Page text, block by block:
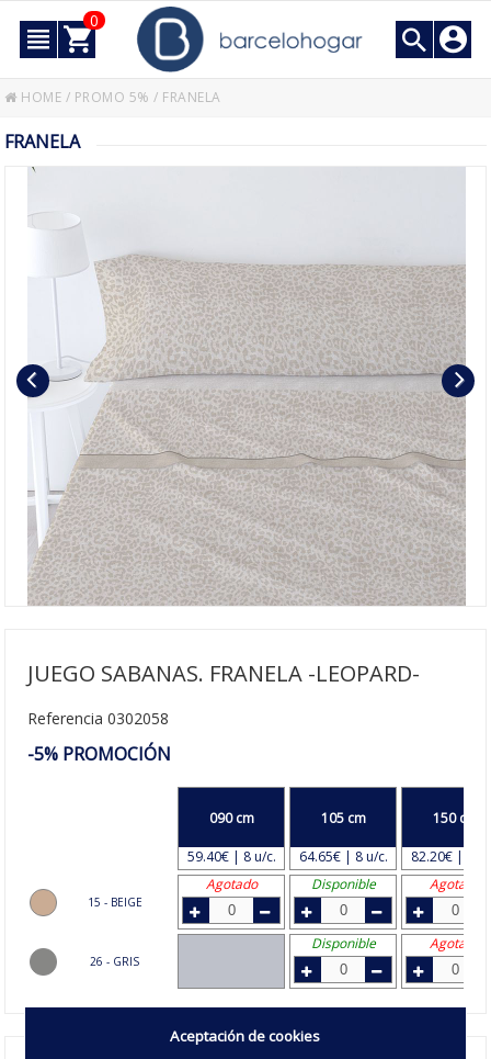
0
HOME / PROMO 5% / FRANELA
FRANELA
JUEGO SABANAS. FRANELA -LEOPARD-
Referencia 0302058
-5% PROMOCIÓN
15 - BEIGE
26 - GRIS
090 cm
59.40€ | 8 u/c.
105 cm
64.65€ | 8 u/c.
150 cm
82.20€ | 6
Agotado
Disponible Agotado
Disponible Agotado
Aceptación de cookies